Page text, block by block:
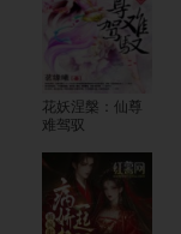
花妖涅槃：仙尊
难驾驭